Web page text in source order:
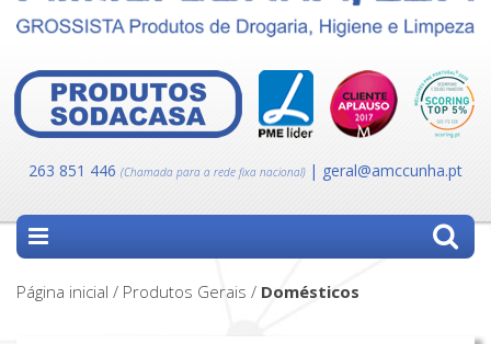
263 851 446 (Chamada para a rede fixa nacional) | geral@amccunha.pt
Página inicial / Produtos Gerais / domésticos